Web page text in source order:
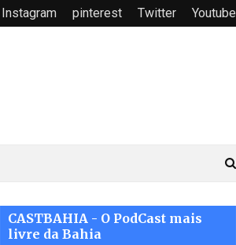
Instagram pinterest Twitter Youtube
CASTBAHIA - O PodCast mais
livre da Bahia